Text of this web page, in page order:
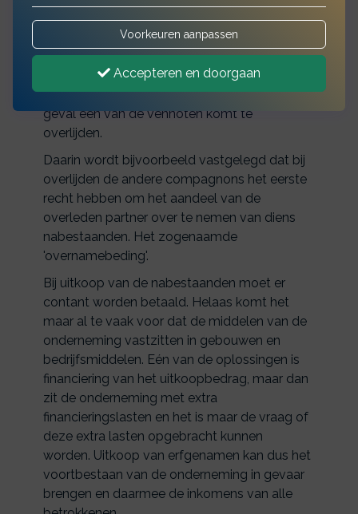
Dat geldt bijvoorbeeld bij een maatschap met
meerdere partners, een VOF, een CV of een
BV. In de vennootschapsakte worden vaak
van tevoren afspraken gemaakt, voor het
geval een van de vennoten komt te
overlijden.
Daarin wordt bijvoorbeeld vastgelegd dat bij
overlijden de andere compagnons het eerste
recht hebben om het aandeel van de
overleden partner over te nemen van diens
nabestaanden. Het zogenaamde
'overnamebeding'.
Bij uitkoop van de nabestaanden moet er
contant worden betaald. Helaas komt het
maar al te vaak voor dat de middelen van de
onderneming vastzitten in gebouwen en
bedrijfsmiddelen. Eén van de oplossingen is
financiering van het uitkoopbedrag, maar dan
zit de onderneming met extra
financieringslasten en het is maar de vraag of
deze extra lasten opgebracht kunnen
worden. Uitkoop van erfgenamen kan dus het
voortbestaan van de onderneming in gevaar
brengen en daarmee de inkomens van alle
Voorkeuren aanpassen
Accepteren en doorgaan